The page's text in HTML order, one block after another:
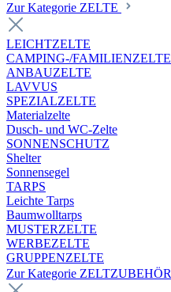
Zur Kategorie ZELTE
LEICHTZELTE
CAMPING-/FAMILIENZELTE
ANBAUZELTE
LAVVUS
SPEZIALZELTE
Materialzelte
Dusch- und WC-Zelte
SONNENSCHUTZ
Shelter
Sonnensegel
TARPS
Leichte Tarps
Baumwolltarps
MUSTERZELTE
WERBEZELTE
GRUPPENZELTE
Zur Kategorie ZELTZUBEHÖR